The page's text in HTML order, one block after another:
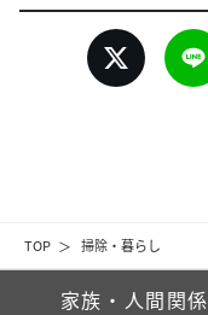
TOP 掃除・暮らし
家族・人間関係